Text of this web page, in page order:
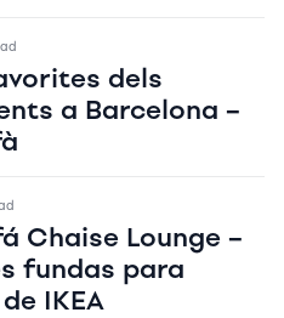
dels
a Barcelona –
Chaise Lounge –
fundas para
IKEA